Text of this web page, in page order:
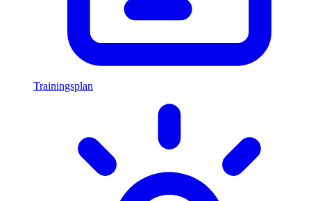
Trainingsplan